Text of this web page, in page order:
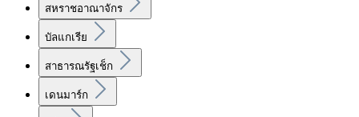
สหราชอาณาจักร
บัลแกเรีย
สาธารณรัฐเช็ก
เดนมาร์ก